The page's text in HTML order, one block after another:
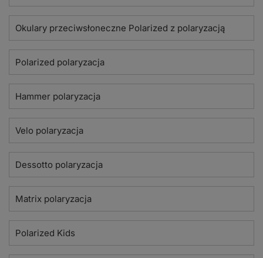
Okulary przeciwsłoneczne Polarized z polaryzacją
Polarized polaryzacja
Hammer polaryzacja
Velo polaryzacja
Dessotto polaryzacja
Matrix polaryzacja
Polarized Kids